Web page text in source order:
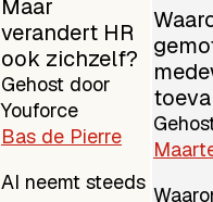
Maar
verandert HR
ook zichzelf?
Gehost door
Youforce
Bas de Pierre
AI neemt steeds